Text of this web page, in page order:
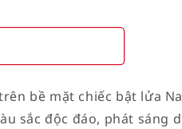
bề mặt chiếc bật lửa
sắc độc đáo, phát sáng